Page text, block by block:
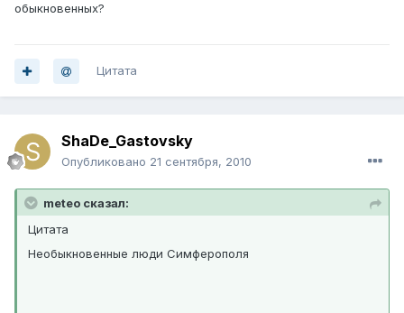
обыкновенных?
Цитата
ShaDe_Gastovsky
Опубликовано 21 сентября, 2010
meteo сказал:
Цитата
Необыкновенные люди Симферополя